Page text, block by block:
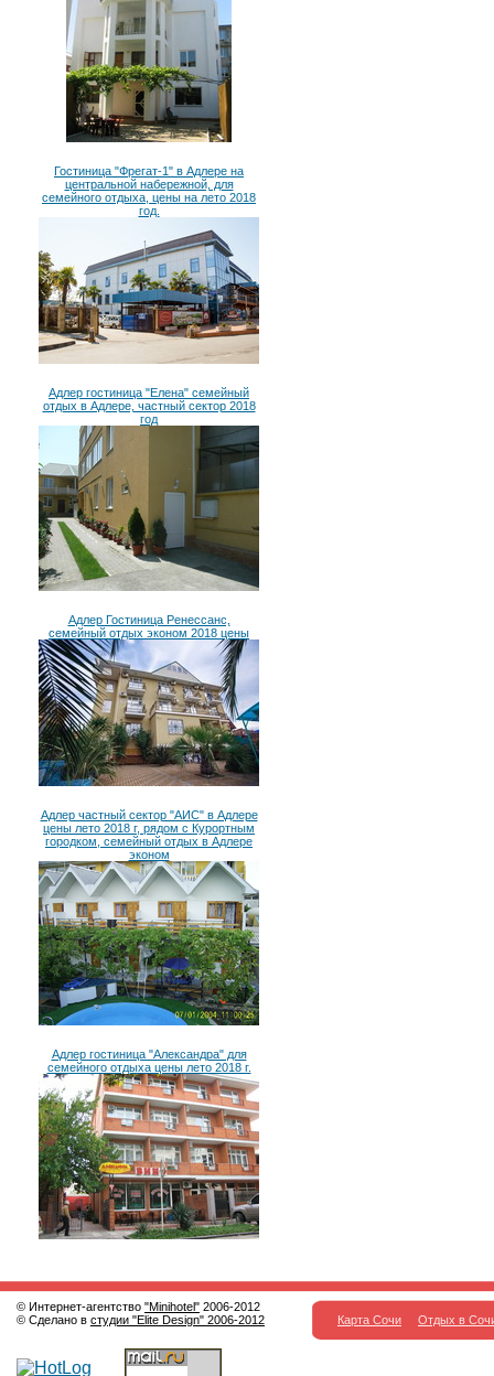
Гостиница "Фрегат-1" в Адлере на
центральной набережной, для
семейного отдыха, цены на лето 2018
год.
Адлер гостиница "Елена" семейный
отдых в Адлере, частный сектор 2018
год
Адлер Гостиница Ренессанс,
семейный отдых эконом 2018 цены
Адлер частный сектор "АИС" в Адлере
цены лето 2018 г, рядом с Курортным
городком, семейный отдых в Адлере
эконом
Адлер гостиница "Александра" для
семейного отдыха цены лето 2018 г.
© Интернет-агентство "Minihotel" 2006-2012
© Сделано в студии "Elite Design" 2006-2012 Карта Сочи Отдых в